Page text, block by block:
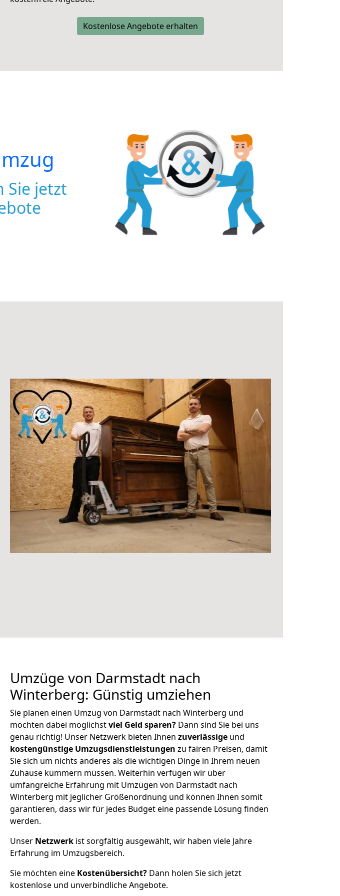
Kostenlose Angebote erhalten
Sie jetzt
Umzüge von Darmstadt nach
Winterberg: Günstig umziehen
Sie planen einen Umzug von Darmstadt nach Winterberg und
möchten dabei möglichstviel Geld sparen? Dann sind Sie bei uns
genau richtig! Unser Netzwerk bieten Ihnen zuverlässige und
kostengünstige Umzugsdienstleistungen zu fairen Preisen, damit
Sie sich um nichts anderes als die wichtigen Dinge in Ihrem neuen
Zuhause kümmern müssen. Weiterhin verfügen wir über
umfangreiche Erfahrung mit Umzügen von Darmstadt nach
Winterberg mit jeglicher Größenordnung und können Ihnen somit
garantieren, dass wir für jedes Budget eine passende Lösung finden
werden.
Unser Netzwerk ist sorgfältig ausgewählt, wir haben viele Jahre
Erfahrung im Umzugsbereich.
Sie möchten eine Kostenübersicht? Dann holen Sie sich jetzt
kostenlose und unverbindliche Angebote.